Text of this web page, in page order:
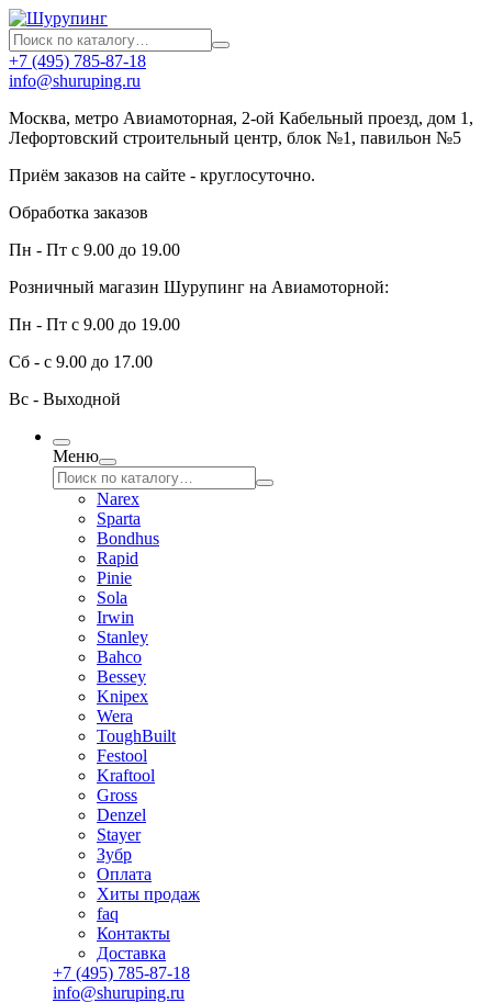
+7 (495) 785-87-18
info@shuruping.ru
Москва, метро Авиамоторная, 2-ой Кабельный проезд, дом 1,
Лефортовский строительный центр, блок №1, павильон №5
Приём заказов на сайте - круглосуточно.
Обработка заказов
Пн - Пт с 9.00 до 19.00
Розничный магазин Шурупинг на Авиамоторной:
Пн - Пт с 9.00 до 19.00
Сб - с 9.00 до 17.00
Вс - Выходной
Меню
Narex
Sparta
Bondhus
Rapid
Pinie
Sola
Irwin
Stanley
Bahco
Bessey
Knipex
Wera
ToughBuilt
Festool
Kraftool
Gross
Denzel
Stayer
Зубр
Оплата
Хиты продаж
faq
Контакты
Доставка
+7 (495) 785-87-18
info@shuruping.ru